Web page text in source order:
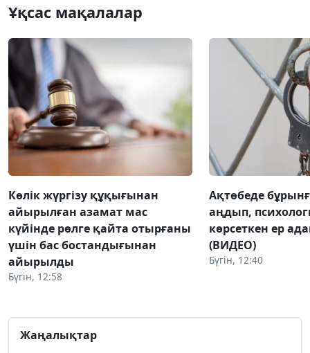
Ұқсас мақалалар
Көлік жүргізу құқығынан
айырылған азамат мас
күйінде рөлге қайта отырғаны
үшін бас бостандығынан
айырылды
Бүгін, 12:58
Ақтөбеде
аңдып,
көрсеткен ер
(ВИДЕО)
Бүгін, 12:40
Жаңалықтар